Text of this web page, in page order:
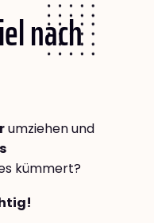
nach
umziehen und
kümmert?